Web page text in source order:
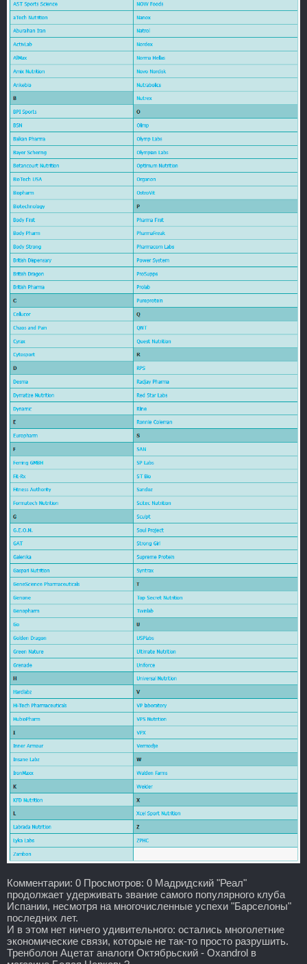
Комментарии: 0 Просмотров: 0 Мадридский "Реал"
продолжает удерживать звание самого популярного клуба
Испании, несмотря на многочисленные успехи "Барселоны"
последних лет.
И в этом нет ничего удивительного: остались многолетние
экономические связи, которые не так-то просто разрушить.
Тренболон Ацетат аналоги Октябрьский - Oxandrol в